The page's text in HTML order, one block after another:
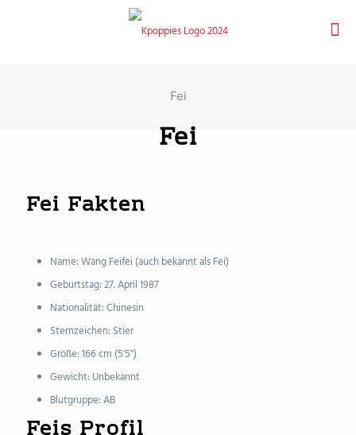
Fei
Fei
Fei Fakten
Name: Wang Feifei (auch bekannt als Fei)
Geburtstag: 27. April 1987
Nationalität: Chinesin
Sternzeichen: Stier
Größe: 166 cm (5'5")
Gewicht: Unbekannt
Blutgruppe: AB